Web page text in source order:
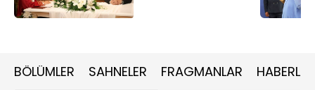
BÖLÜMLER SAHNELER FRAGMANLAR HABERLER